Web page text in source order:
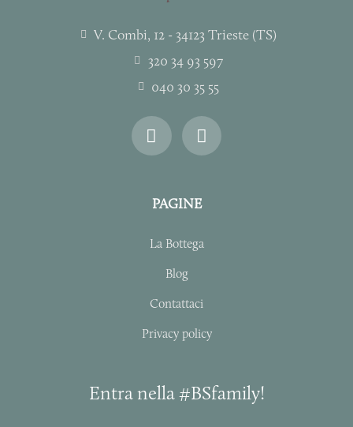
V. Combi, 12 - 34123 Trieste (TS)
320 34 93 597
040 30 35 55
I
n
s
a
g
a
F
a
c
b
o
k
PAGINE
La Bottega
Blog
Contattaci
Privacy policy
Entra nella #BSfamily!